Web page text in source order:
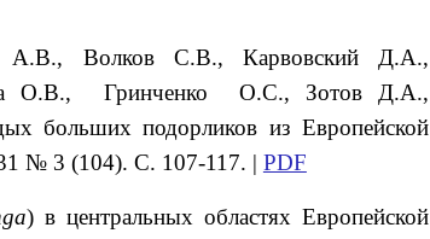
А.В., Волков С.В., Карвовский Д.А.,
О.В., Гринченко О.С., Зотов Д.А.,
больших подорликов из Европейской
№ 3 (104). С. 107-117. | PDF
) в центральных областях Европейской